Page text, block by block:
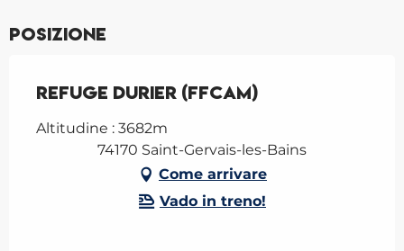
Posizione
Refuge Durier (FFCAM)
Altitudine : 3682m
74170 Saint-Gervais-les-Bains
Come arrivare
Vado in treno!